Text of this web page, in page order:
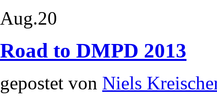
Aug.20
Road to DMPD 2013
gepostet von Niels